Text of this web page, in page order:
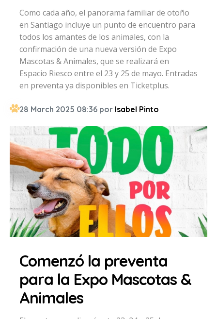
Como cada año, el panorama familiar de otoño
en Santiago incluye un punto de encuentro para
todos los amantes de los animales, con la
confirmación de una nueva versión de Expo
Mascotas & Animales, que se realizará en
Espacio Riesco entre el 23 y 25 de mayo. Entradas
en preventa ya disponibles en Ticketplus.
28 March 2025 08:36 por Isabel Pinto
Comenzó la preventa
para la Expo Mascotas &
Animales